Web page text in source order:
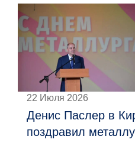
22 Июля 2026
Денис Паслер в
поздравил